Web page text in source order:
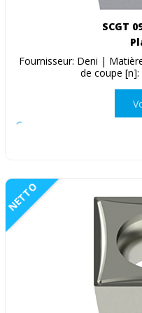
SCGT
Fournisseur: Deni |
de coupe
NETTO